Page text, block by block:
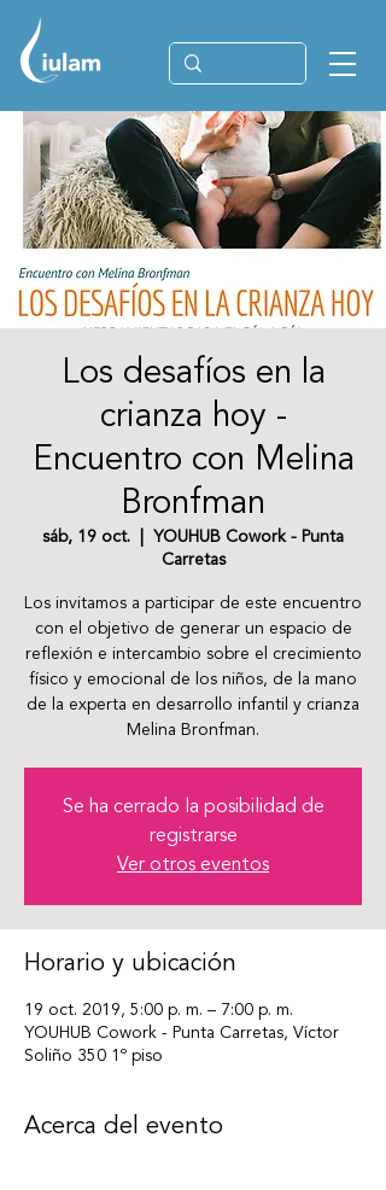
Los desafíos en la
crianza hoy -
Encuentro con Melina
Bronfman
sáb, 19 oct.
YOUHUB Cowork - Punta
Carretas
Los invitamos a participar de este encuentro
con el objetivo de generar un espacio de
reflexión e intercambio sobre el crecimiento
físico y emocional de los niños, de la mano
de la experta en desarrollo infantil y crianza
Melina Bronfman.
Se ha cerrado la posibilidad de
registrarse
Ver otros eventos
Horario y ubicación
19 oct. 2019, 5:00 p. m. – 7:00 p. m.
YOUHUB Cowork - Punta Carretas, Víctor
Soliño 350 1º piso
Acerca del evento